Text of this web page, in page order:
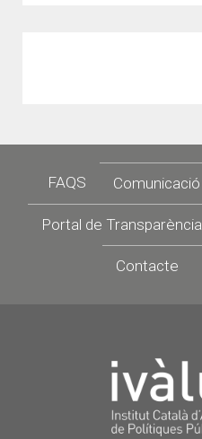
Footer
FAQS Comunicació
Portal de Transparència
Contacte